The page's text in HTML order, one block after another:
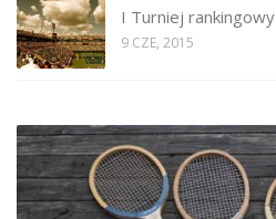
I Turniej
9 CZE, 2015